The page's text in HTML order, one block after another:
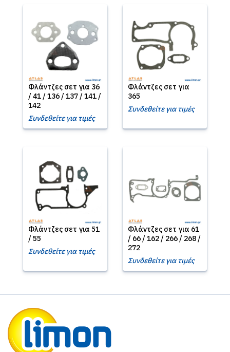
Φλάντζες σετ για 36
/ 41 / 136 / 137 / 141 /
142
Συνδεθείτε για τιμές
Φλάντζες σετ για
365
Συνδεθείτε για τιμές
Φλάντζες σετ για 51
/ 55
Συνδεθείτε για τιμές
Φλάντζες σετ για 61
/ 66 / 162 / 266 / 268 /
272
Συνδεθείτε για τιμές